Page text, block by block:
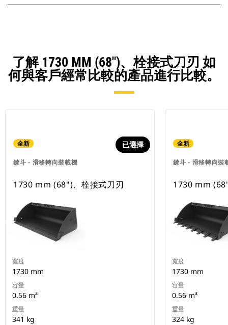
了解 1730 MM (68")、栓接式刀刃 如
何與客戶經常比較的產品進行比較。
全新
鏟斗 - 滑移轉向裝載機
已選擇
1730 mm (68")、栓接式刀刃
寬度
1730 mm
容量
0.56 m³
重量
341 kg
全新
鏟斗 - 滑移轉向裝
1730 mm
寬度
1730 mm
容量
0.56 m³
重量
324 kg